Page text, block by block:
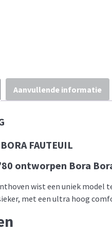
Aanvullende informatie
FAUTEUIL
ontworpen Bora
wist een uniek model
met een ultra hoog